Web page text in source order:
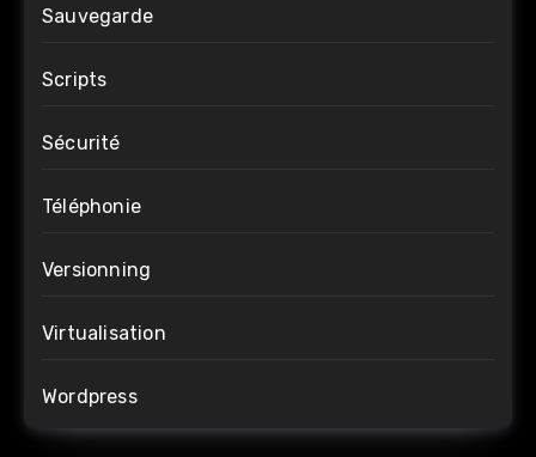
Sauvegarde
Scripts
Sécurité
Téléphonie
Versionning
Virtualisation
Wordpress